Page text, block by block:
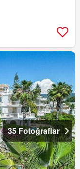
35 Fotoğraflar